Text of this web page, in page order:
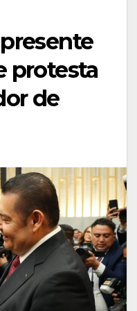
protesta
de